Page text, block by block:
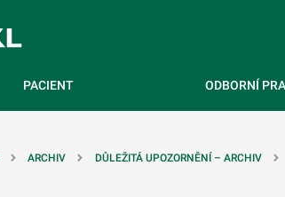
PACIENT ODBORNÍ
ARCHIV DŮLEŽITÁ UPOZORNĚNÍ – ARCHIV